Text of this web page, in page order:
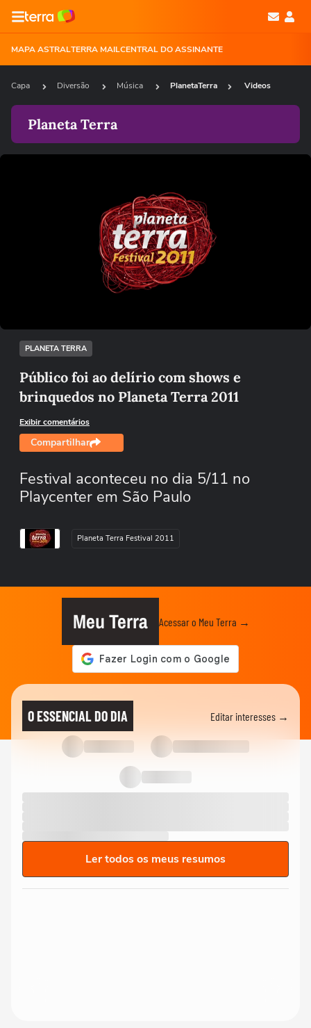
MAPA ASTRALTERRA MAILCENTRAL DO ASSINANTE
Capa Diversão Música PlanetaTerra Videos
Planeta Terra
PLANETA TERRA
Público foi ao delírio com shows e
brinquedos no Planeta Terra 2011
Exibir comentários
Compartilhar
Festival aconteceu no dia 5/11 no
Playcenter em São Paulo
Planeta Terra Festival 2011
Meu Terra Acessar o Meu Terra →
O ESSENCIAL DO DIA Editar interesses →
Ler todos os meus resumos